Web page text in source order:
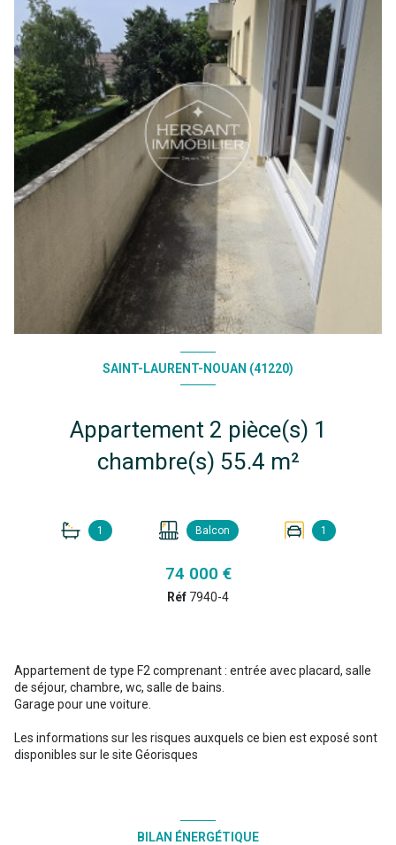
SAINT-LAURENT-NOUAN (41220)
Appartement 2 pièce(s) 1
chambre(s) 55.4 m²
1 Balcon 1
74 000 €
Réf 7940-4
Appartement de type F2 comprenant : entrée avec placard, salle
de séjour, chambre, wc, salle de bains.
Garage pour une voiture.
Les informations sur les risques auxquels ce bien est exposé sont
disponibles sur le site Géorisques
BILAN ÉNERGÉTIQUE